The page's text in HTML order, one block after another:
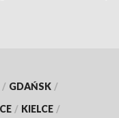
/ GDAŃSK /
/ KIELCE /